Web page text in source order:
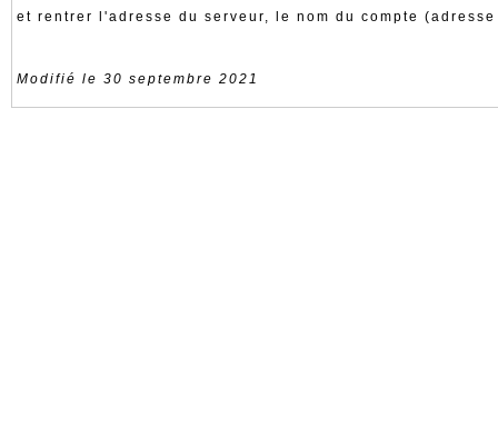
et rentrer l'adresse du serveur, le nom du compte
Modifié le 30 septembre 2021